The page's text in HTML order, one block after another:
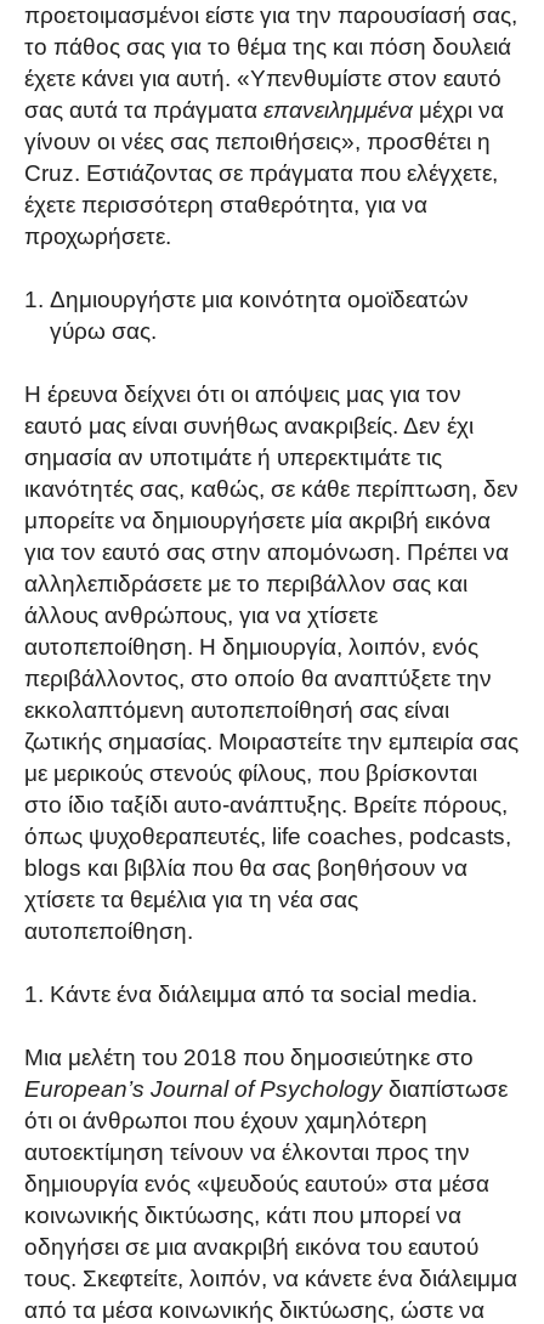
προετοιμασμένοι είστε για την παρουσίασή σας,
το πάθος σας για το θέμα της και πόση δουλειά
έχετε κάνει για αυτή. «Υπενθυμίστε στον εαυτό
σας αυτά τα πράγματα επανειλημμένα μέχρι να
γίνουν οι νέες σας πεποιθήσεις», προσθέτει η
Cruz. Εστιάζοντας σε πράγματα που ελέγχετε,
έχετε περισσότερη σταθερότητα, για να
προχωρήσετε.
Δημιουργήστε μια κοινότητα ομοϊδεατών
γύρω σας.
Η έρευνα δείχνει ότι οι απόψεις μας για τον
εαυτό μας είναι συνήθως ανακριβείς. Δεν έχι
σημασία αν υποτιμάτε ή υπερεκτιμάτε τις
ικανότητές σας, καθώς, σε κάθε περίπτωση, δεν
μπορείτε να δημιουργήσετε μία ακριβή εικόνα
για τον εαυτό σας στην απομόνωση. Πρέπει να
αλληλεπιδράσετε με το περιβάλλον σας και
άλλους ανθρώπους, για να χτίσετε
αυτοπεποίθηση. Η δημιουργία, λοιπόν, ενός
περιβάλλοντος, στο οποίο θα αναπτύξετε την
εκκολαπτόμενη αυτοπεποίθησή σας είναι
ζωτικής σημασίας. Μοιραστείτε την εμπειρία σας
με μερικούς στενούς φίλους, που βρίσκονται
στο ίδιο ταξίδι αυτο-ανάπτυξης. Βρείτε πόρους,
όπως ψυχοθεραπευτές, life coaches, podcasts,
blogs και βιβλία που θα σας βοηθήσουν να
χτίσετε τα θεμέλια για τη νέα σας
αυτοπεποίθηση.
Κάντε ένα διάλειμμα από τα social media.
Μια μελέτη του 2018 που δημοσιεύτηκε στο
European’s Journal of Psychologyδιαπίστωσε
ότι οι άνθρωποι που έχουν χαμηλότερη
αυτοεκτίμηση τείνουν να έλκονται προς την
δημιουργία ενός «ψευδούς εαυτού» στα μέσα
κοινωνικής δικτύωσης, κάτι που μπορεί να
οδηγήσει σε μια ανακριβή εικόνα του εαυτού
τους. Σκεφτείτε, λοιπόν, να κάνετε ένα διάλειμμα
από τα μέσα κοινωνικής δικτύωσης, ώστε να